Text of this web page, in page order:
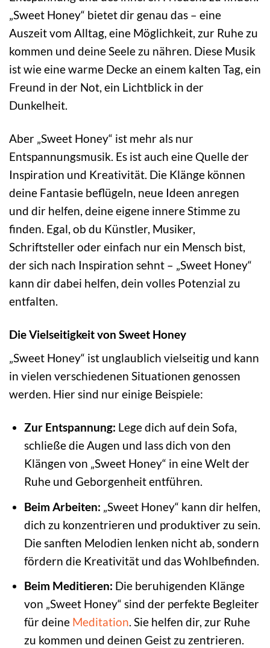
„Sweet Honey“ bietet dir genau das – eine
Auszeit vom Alltag, eine Möglichkeit, zur Ruhe zu
kommen und deine Seele zu nähren. Diese Musik
ist wie eine warme Decke an einem kalten Tag, ein
Freund in der Not, ein Lichtblick in der
Dunkelheit.
Aber „Sweet Honey“ ist mehr als nur
Entspannungsmusik. Es ist auch eine Quelle der
Inspiration und Kreativität. Die Klänge können
deine Fantasie beflügeln, neue Ideen anregen
und dir helfen, deine eigene innere Stimme zu
finden. Egal, ob du Künstler, Musiker,
Schriftsteller oder einfach nur ein Mensch bist,
der sich nach Inspiration sehnt – „Sweet Honey“
kann dir dabei helfen, dein volles Potenzial zu
entfalten.
Die Vielseitigkeit von Sweet Honey
„Sweet Honey“ ist unglaublich vielseitig und kann
in vielen verschiedenen Situationen genossen
werden. Hier sind nur einige Beispiele:
Zur Entspannung: Lege dich auf dein Sofa,
schließe die Augen und lass dich von den
Klängen von „Sweet Honey“ in eine Welt der
Ruhe und Geborgenheit entführen.
Beim Arbeiten: „Sweet Honey“ kann dir helfen,
dich zu konzentrieren und produktiver zu sein.
Die sanften Melodien lenken nicht ab, sondern
fördern die Kreativität und das Wohlbefinden.
Beim Meditieren: Die beruhigenden Klänge
von „Sweet Honey“ sind der perfekte Begleiter
für deine Meditation. Sie helfen dir, zur Ruhe
zu kommen und deinen Geist zu zentrieren.